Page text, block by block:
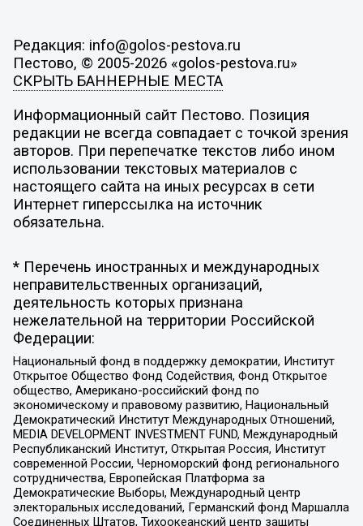
Редакция: info@golos-pestova.ru
Пестово, © 2005-2026 «golos-pestova.ru»
СКРЫТЬ БАННЕРНЫЕ МЕСТА
Информационный сайт Пестово. Позиция
редакции не всегда совпадает с точкой зрения
авторов. При перепечатке текстов либо ином
использовании текстовых материалов с
настоящего сайта на иных ресурсах в сети
Интернет гиперссылка на источник
обязательна.
* Перечень иностранных и международных
неправительственных организаций,
деятельность которых признана
нежелательной на территории Российской
Федерации:
Национальный фонд в поддержку демократии, Институт
Открытое Общество Фонд Содействия, Фонд Открытое
общество, Американо-российский фонд по
экономическому и правовому развитию, Национальный
Демократический Институт Международных Отношений,
MEDIA DEVELOPMENT INVESTMENT FUND, Международный
Республиканский Институт, Открытая Россия, Институт
современной России, Черноморский фонд регионального
сотрудничества, Европейская Платформа за
Демократические Выборы, Международный центр
электоральных исследований, Германский фонд Маршалла
Соединенных Штатов, Тихоокеанский центр защиты